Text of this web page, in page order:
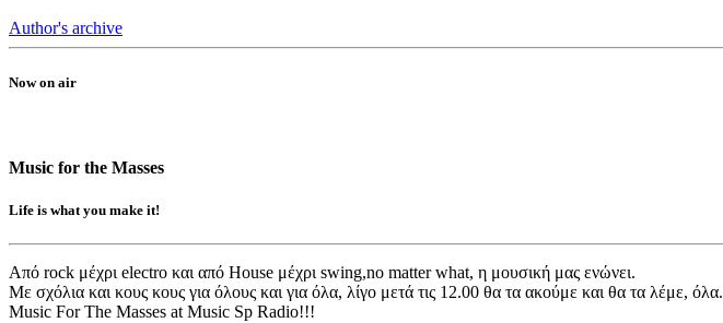
Author's archive
Now on air
Music for the Masses
Life is what you make it!
Από rock μέχρι electro και από House μέχρι swing,no matter what, η μουσική μας ενώνει.
Με σχόλια και κους κους για όλους και για όλα, λίγο μετά τις 12.00 θα τα ακούμε και θα τα λέμε, όλα.
Music For The Masses at Music Sp Radio!!!